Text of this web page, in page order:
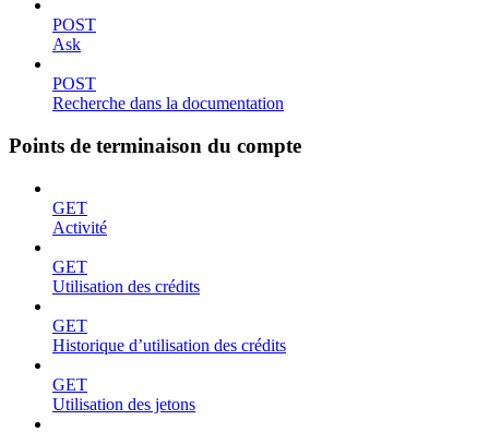
POST
Ask
POST
Recherche dans la documentation
Points de terminaison du compte
GET
Activité
GET
Utilisation des crédits
GET
Historique d’utilisation des crédits
GET
Utilisation des jetons